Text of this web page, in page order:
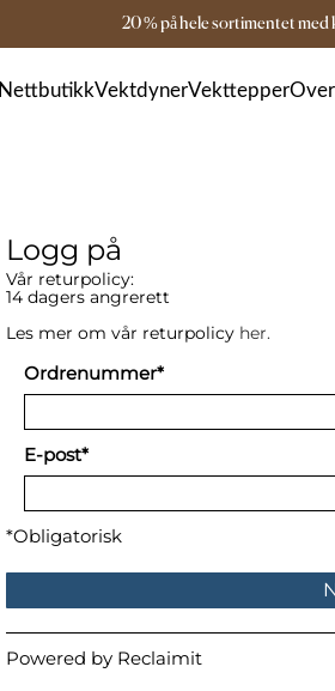
20 % på hele sortimentet
NettbutikkVektdynerVekttepper